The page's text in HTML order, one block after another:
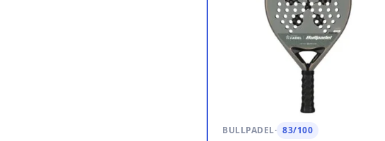
BULLPADEL· 83/100